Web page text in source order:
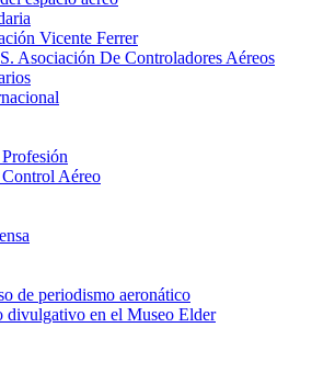
Vicente Ferrer
Asociación De Controladores Aéreos
Aéreo
de periodismo aeronático
divulgativo en el Museo Elder